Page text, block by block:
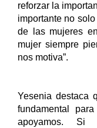
reforzar la
importante no
de las mujeres
mujer siempre
nos motiva”.
Yesenia destaca
fundamental
apoyamos.